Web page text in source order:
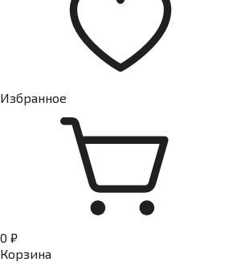
Избранное
0 ₽
Корзина